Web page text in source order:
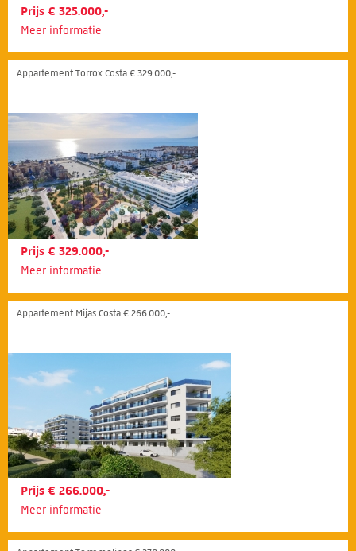
Prijs € 325.000,-
Meer informatie
Appartement Torrox Costa € 329.000,-
Prijs € 329.000,-
Meer informatie
Appartement Mijas Costa € 266.000,-
Prijs € 266.000,-
Meer informatie